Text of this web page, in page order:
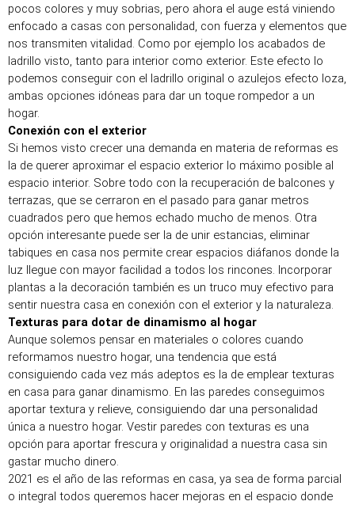
pocos colores y muy sobrias, pero ahora el auge está viniendo
enfocado a casas con personalidad, con fuerza y elementos que
nos transmiten vitalidad. Como por ejemplo los acabados de
ladrillo visto, tanto para interior como exterior. Este efecto lo
podemos conseguir con el ladrillo original o azulejos efecto loza,
ambas opciones idóneas para dar un toque rompedor a un
hogar.
Conexión con el exterior
Si hemos visto crecer una demanda en materia de reformas es
la de querer aproximar el espacio exterior lo máximo posible al
espacio interior. Sobre todo con la recuperación de balcones y
terrazas, que se cerraron en el pasado para ganar metros
cuadrados pero que hemos echado mucho de menos. Otra
opción interesante puede ser la de unir estancias, eliminar
tabiques en casa nos permite crear espacios diáfanos donde la
luz llegue con mayor facilidad a todos los rincones. Incorporar
plantas a la decoración también es un truco muy efectivo para
sentir nuestra casa en conexión con el exterior y la naturaleza.
Texturas para dotar de dinamismo al hogar
Aunque solemos pensar en materiales o colores cuando
reformamos nuestro hogar, una tendencia que está
consiguiendo cada vez más adeptos es la de emplear texturas
en casa para ganar dinamismo. En las paredes conseguimos
aportar textura y relieve, consiguiendo dar una personalidad
única a nuestro hogar. Vestir paredes con texturas es una
opción para aportar frescura y originalidad a nuestra casa sin
gastar mucho dinero.
2021 es el año de las reformas en casa, ya sea de forma parcial
o integral todos queremos hacer mejoras en el espacio donde